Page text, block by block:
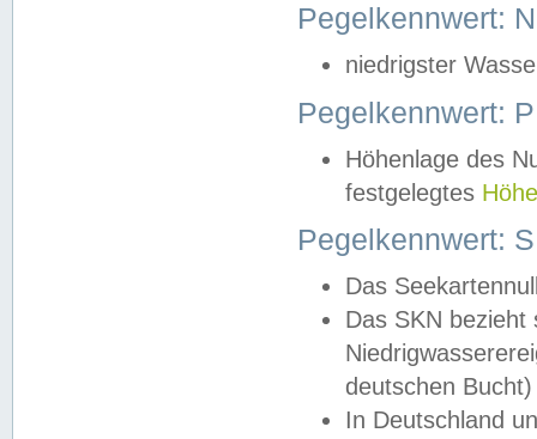
Pegelkennwert:
niedrigster
Pegelkennwert:
Höhenlage des
festgelegtes
Pegelkennwert:
Das
Das SKN
deutschen
In Deutschland